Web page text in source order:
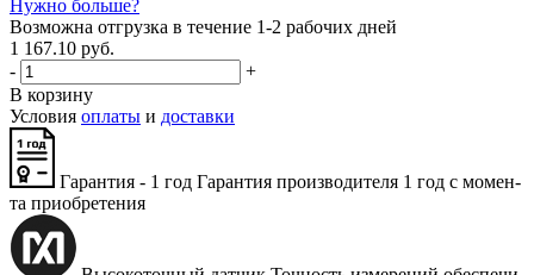
Нужно больше?
Возможна отгрузка в течение 1-2 рабочих дней
1 167.10 руб.
-
+
В корзину
Условия оплаты и доставки
Гарантия - 1 год Га­ран­тия про­из­во­ди­те­ля 1 год с мо­мен­
та при­об­ре­те­ния